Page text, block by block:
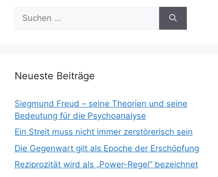
nach:
Neueste Beiträge
Siegmund Freud – seine Theorien und seine
Bedeutung für die Psychoanalyse
Ein Streit muss nicht immer zerstörerisch sein
Die Gegenwart gilt als Epoche der Erschöpfung
Reziprozität wird als „Power-Regel“ bezeichnet